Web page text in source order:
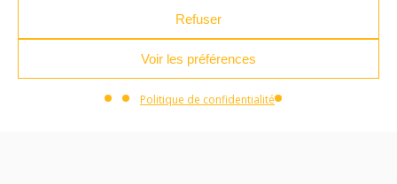
Refuser
Voir les préférences
Politique de confidentialité
FacebookInstagram
S'inscrire à la newsletter